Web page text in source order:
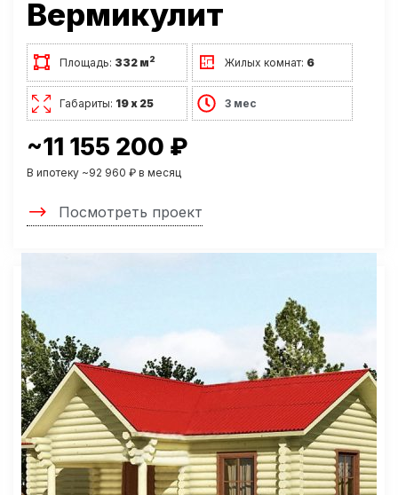
Вермикулит
Площадь: 332 м2 Жилых комнат: 6
Габариты: 19 х 25 3 мес
~11 155 200 ₽
В ипотеку ~92 960 ₽ в месяц
Посмотреть проект